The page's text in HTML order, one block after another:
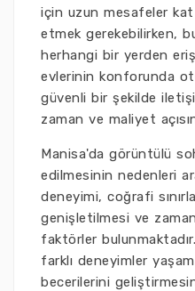
için uzun mesafeler
etmek gerekebilirken,
herhangi bir yerden
evlerinin konforunda
güvenli bir şekilde
zaman ve maliyet
Manisa'da görüntülü
edilmesinin nedenleri
deneyimi, coğrafi
genişletilmesi ve
faktörler
farklı deneyimler
becerilerini